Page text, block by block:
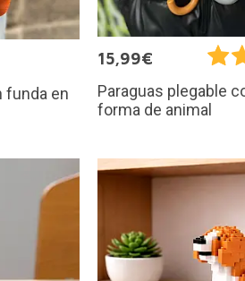
funda en
15,99€
Paraguas plegable
forma de animal